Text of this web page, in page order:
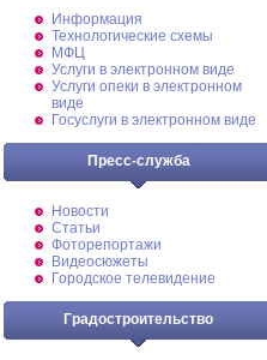
Информация
Технологические схемы
МФЦ
Услуги в электронном виде
Услуги опеки в электронном
виде
Госуслуги в электронном виде
Пресс-служба
Новости
Статьи
Фоторепортажи
Видеосюжеты
Городское телевидение
Градостроительство